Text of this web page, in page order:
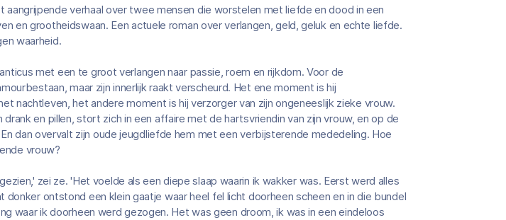
aangrijpende verhaal over twee mensen die worstelen met liefde en dood in een
en grootheidswaan. Een actuele roman over verlangen, geld, geluk en echte liefde.
waarheid.
met een te groot verlangen naar passie, roem en rijkdom. Voor de
maar zijn innerlijk raakt verscheurd. Het ene moment is hij
nachtleven, het andere moment is hij verzorger van zijn ongeneeslijk zieke vrouw.
en pillen, stort zich in een affaire met de hartsvriendin van zijn vrouw, en op de
dan overvalt zijn oude jeugdliefde hem met een verbijsterende mededeling. Hoe
vrouw?
zei ze. 'Het voelde als een diepe slaap waarin ik wakker was. Eerst werd alles
donker ontstond een klein gaatje waar heel fel licht doorheen scheen en in die bundel
waar ik doorheen werd gezogen. Het was geen droom, ik was in een eindeloos